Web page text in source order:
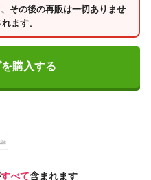
その後の再販は一切ありませ
ます。
購入する
すべて含まれます